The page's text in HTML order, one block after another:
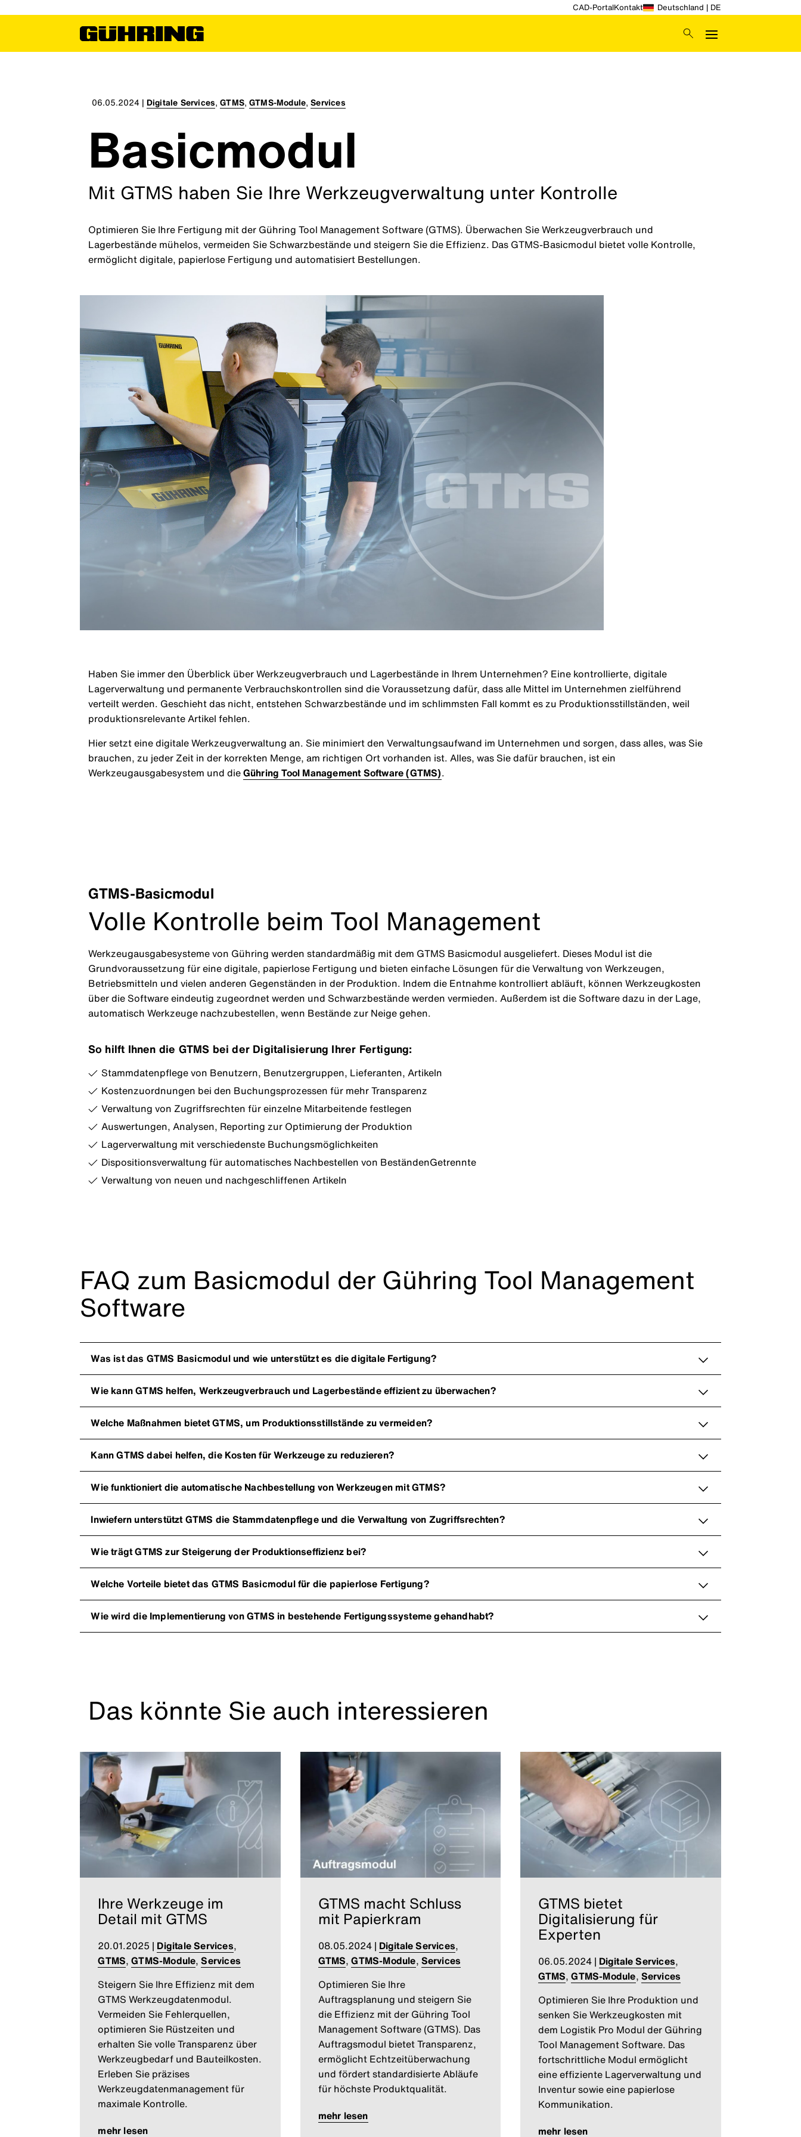
CAD-PortalKontakt Deutschland | DE
06.05.2024| Digitale Services,GTMS, GTMS-Module,Services
Basicmodul
Mit GTMS haben Sie Ihre Werkzeugverwaltung unter Kontrolle
Optimieren Sie Ihre Fertigung mit der Gühring Tool Management Software (GTMS). Überwachen Sie Werkzeugverbrauch und
Lagerbestände mühelos, vermeiden Sie Schwarzbestände und steigern Sie die Effizienz. Das GTMS-Basicmodul bietet volle Kontrolle,
ermöglicht digitale, papierlose Fertigung und automatisiert Bestellungen.
Haben Sie immer den Überblick über Werkzeugverbrauch und Lagerbestände in Ihrem Unternehmen? Eine kontrollierte, digitale
Lagerverwaltung und permanente Verbrauchskontrollen sind die Voraussetzung dafür, dass alle Mittel im Unternehmen zielführend
verteilt werden. Geschieht das nicht, entstehen Schwarzbestände und im schlimmsten Fall kommt es zu Produktionsstillständen, weil
produktionsrelevante Artikel fehlen.
Hier setzt eine digitale Werkzeugverwaltung an. Sie minimiert den Verwaltungsaufwand im Unternehmen und sorgen, dass alles, was Sie
brauchen, zu jeder Zeit in der korrekten Menge, am richtigen Ort vorhanden ist. Alles, was Sie dafür brauchen, ist ein
Werkzeugausgabesystem und dieGühring Tool Management Software (GTMS).
GTMS-Basicmodul
Volle Kontrolle beim Tool Management
Werkzeugausgabesysteme von Gühring werden standardmäßig mit dem GTMS Basicmodul ausgeliefert. Dieses Modul ist die
Grundvoraussetzung für eine digitale, papierlose Fertigung und bieten einfache Lösungen für die Verwaltung von Werkzeugen,
Betriebsmitteln und vielen anderen Gegenständen in der Produktion. Indem die Entnahme kontrolliert abläuft, können Werkzeugkosten
über die Software eindeutig zugeordnet werden und Schwarzbestände werden vermieden. Außerdem ist die Software dazu in der Lage,
automatisch Werkzeuge nachzubestellen, wenn Bestände zur Neige gehen.
So hilft Ihnen die GTMS bei der Digitalisierung Ihrer Fertigung:
Stammdatenpflege von Benutzern, Benutzergruppen, Lieferanten, Artikeln
Kostenzuordnungen bei den Buchungsprozessen für mehr Transparenz
Verwaltung von Zugriffsrechten für einzelne Mitarbeitende festlegen
Auswertungen, Analysen, Reporting zur Optimierung der Produktion
Lagerverwaltung mit verschiedenste Buchungsmöglichkeiten
Dispositionsverwaltung für automatisches Nachbestellen von BeständenGetrennte
Verwaltung von neuen und nachgeschliffenen Artikeln
FAQ zum Basicmodul der Gühring Tool Management
Software
Was ist das GTMS Basicmodul und wie unterstützt es die digitale Fertigung?
Wie kann GTMS helfen, Werkzeugverbrauch und Lagerbestände effizient zu überwachen?
Welche Maßnahmen bietet GTMS, um Produktionsstillstände zu vermeiden?
Kann GTMS dabei helfen, die Kosten für Werkzeuge zu reduzieren?
Wie funktioniert die automatische Nachbestellung von Werkzeugen mit GTMS?
Inwiefern unterstützt GTMS die Stammdatenpflege und die Verwaltung von Zugriffsrechten?
Wie trägt GTMS zur Steigerung der Produktionseffizienz bei?
Welche Vorteile bietet das GTMS Basicmodul für die papierlose Fertigung?
Wie wird die Implementierung von GTMS in bestehende Fertigungssysteme gehandhabt?
Das könnte Sie auch interessieren
Ihre Werkzeuge im
Detail mit GTMS
20.01.2025 | Digitale Services,
GTMS,GTMS-Module,Services
Steigern Sie Ihre Effizienz mit dem
GTMS Werkzeugdatenmodul.
Vermeiden Sie Fehlerquellen,
optimieren Sie Rüstzeiten und
erhalten Sie volle Transparenz über
Werkzeugbedarf und Bauteilkosten.
Erleben Sie präzises
Werkzeugdatenmanagement für
maximale Kontrolle.
mehr lesen
GTMS macht Schluss
mit Papierkram
08.05.2024| Digitale Services,
GTMS,GTMS-Module, Services
Optimieren Sie Ihre
Auftragsplanung und steigern Sie
die Effizienz mit der Gühring Tool
Management Software (GTMS). Das
Auftragsmodul bietet Transparenz,
ermöglicht Echtzeitüberwachung
und fördert standardisierte Abläufe
für höchste Produktqualität.
mehr lesen
GTMS bietet
Digitalisierung für
Experten
06.05.2024| Digitale Services,
GTMS,GTMS-Module, Services
Optimieren Sie Ihre Produktion und
senken Sie Werkzeugkosten mit
dem Logistik Pro Modul der Gühring
Tool Management Software. Das
fortschrittliche Modul ermöglicht
eine effiziente Lagerverwaltung und
Inventur sowie eine papierlose
Kommunikation.
mehr lesen